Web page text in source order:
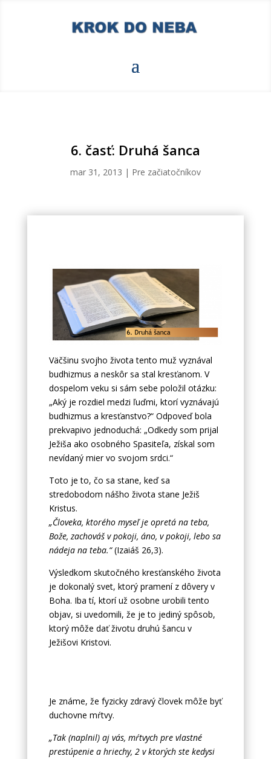
6. časť: Druhá šanca
mar 31, 2013 | Pre začiatočníkov
Väčšinu svojho života tento muž vyznával
budhizmus a neskôr sa stal kresťanom. V
dospelom veku si sám sebe položil otázku:
„Aký je rozdiel medzi ľuďmi, ktorí vyznávajú
budhizmus a kresťanstvo?“ Odpoveď bola
prekvapivo jednoduchá: „Odkedy som prijal
Ježiša ako osobného Spasiteľa, získal som
nevídaný mier vo svojom srdci.“
Toto je to, čo sa stane, keď sa
stredobodom nášho života stane Ježiš
Kristus.
„Človeka, ktorého myseľ je opretá na teba,
Bože, zachováš v pokoji, áno, v pokoji, lebo sa
nádeja na teba.“(Izaiáš 26,3).
Výsledkom skutočného kresťanského života
je dokonalý svet, ktorý pramení z dôvery v
Boha. Iba tí, ktorí už osobne urobili tento
objav, si uvedomili, že je to jediný spôsob,
ktorý môže dať životu druhú šancu v
Ježišovi Kristovi.
Je známe, že fyzicky zdravý človek môže byť
duchovne mŕtvy.
„Tak (naplnil) aj vás, mŕtvych pre vlastné
prestúpenie a hriechy, 2 v ktorých ste kedysi